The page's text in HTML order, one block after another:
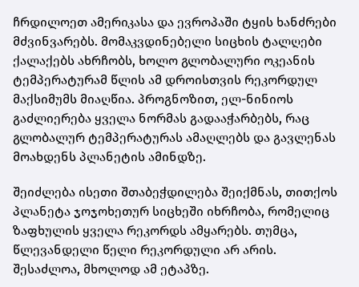
ჩრდილოეთ ამერიკასა და ევროპაში ტყის ხანძრები
მძვინვარებს. მომაკვდინებელი სიცხის ტალღები
ქალაქებს ახრჩობს, ხოლო გლობალური ოკეანის
ტემპერატურამ წლის ამ დროისთვის რეკორდულ
მაქსიმუმს მიაღწია. პროგნოზით, ელ-ნინიოს
გაძლიერება ყველა ნორმას გადააჭარბებს, რაც
გლობალურ ტემპერატურას ამაღლებს და გავლენას
მოახდენს პლანეტის ამინდზე.
შეიძლება ისეთი შთაბეჭდილება შეიქმნას, თითქოს
პლანეტა ჯოჯოხეთურ სიცხეში იხრჩობა, რომელიც
ზაფხულის ყველა რეკორდს ამყარებს. თუმცა,
წლევანდელი წელი რეკორდული არ არის.
შესაძლოა, მხოლოდ ამ ეტაპზე.